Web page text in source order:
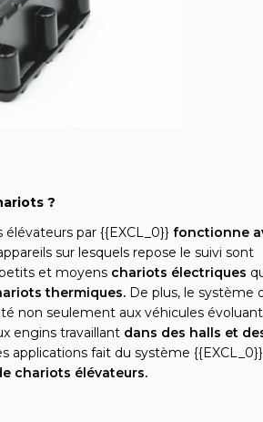
?
par {{EXCL_0}} fonctionne
sur lesquels repose le suivi sont
et moyens chariots électriques
thermiques. De plus, le système
non seulement aux véhicules évoluant
engins travaillant dans des halls et
applications fait du système
chariots élévateurs.